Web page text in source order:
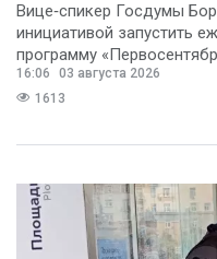
Вице‑спикер Госдумы
инициативой запустить
программу
предполагает
16:06
03 августа 2026
1613